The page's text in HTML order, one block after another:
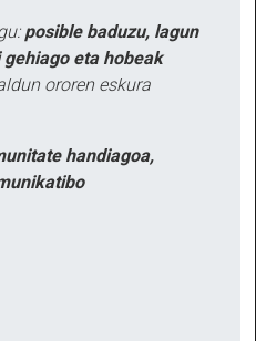
posible baduzu, lagun
eta hobeak
ororen eskura
handiagoa,